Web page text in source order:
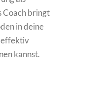
Coach bringt
in deine
effektiv
kannst.